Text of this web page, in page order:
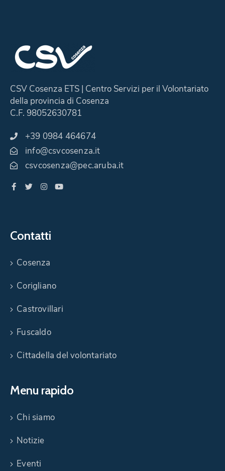
CSV Cosenza ETS | Centro Servizi per il Volontariato
della provincia di Cosenza
C.F. 98052630781
+39 0984 464674
info@csvcosenza.it
csvcosenza@pec.aruba.it
Contatti
Cosenza
Corigliano
Castrovillari
Fuscaldo
Cittadella del volontariato
Menu rapido
Chi siamo
Notizie
Eventi